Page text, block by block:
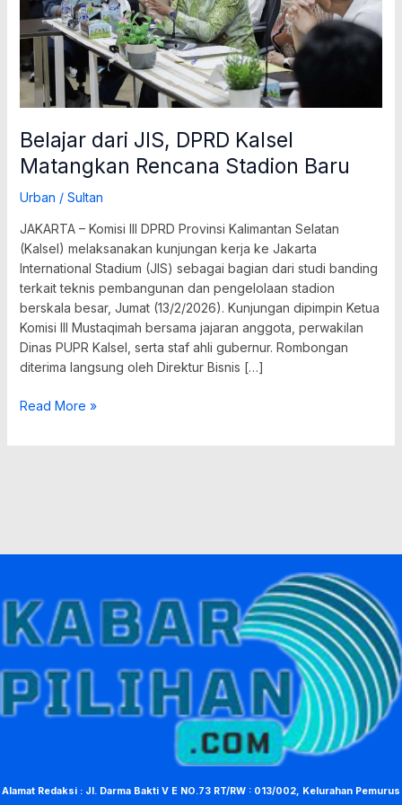
Belajar dari JIS, DPRD Kalsel
Matangkan Rencana Stadion Baru
Urban / Sultan
JAKARTA – Komisi III DPRD Provinsi Kalimantan Selatan
(Kalsel) melaksanakan kunjungan kerja ke Jakarta
International Stadium (JIS) sebagai bagian dari studi banding
terkait teknis pembangunan dan pengelolaan stadion
berskala besar, Jumat (13/2/2026). Kunjungan dipimpin Ketua
Komisi III Mustaqimah bersama jajaran anggota, perwakilan
Dinas PUPR Kalsel, serta staf ahli gubernur. Rombongan
diterima langsung oleh Direktur Bisnis […]
Stadion
Baru
Read More »
Alamat Redaksi : Jl. Darma Bakti V E NO.73 RT/RW : 013/002, Kelurahan Pemurus